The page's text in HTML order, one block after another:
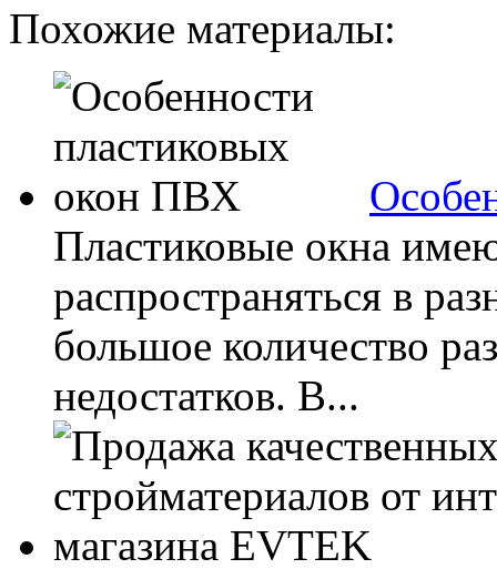
Похожие материалы:
Пластиковые окна
распространяться в
большое количество
недостатков. В...